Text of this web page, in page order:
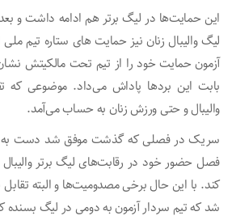
این حمایت‌ها در لیگ برتر هم ادامه داشت و
لیگ والیبال زنان نیز حمایت های ستاره تیم ملی
آزمون حمایت خود را از تیم تحت مالکیتش
بابت این بردها پاداش می‌داد. موضوعی که
والیبال و حتی ورزش زنان به حساب می‌آمد.
سریک در فصلی که گذشت موفق شد دست به
فصل حضور خود در رقابت‌های لیگ برتر والیبال
کند. با این حال برخی مصدومیت‌ها و البته تقابل
شد که تیم سردار آزمون به دومی در لیگ بسنده